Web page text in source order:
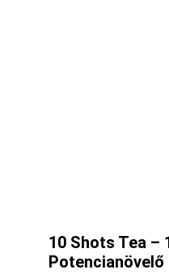
10 Shots Tea –
Potencianövelő